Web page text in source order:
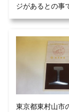
ジがあるとの事
東京都東村山市